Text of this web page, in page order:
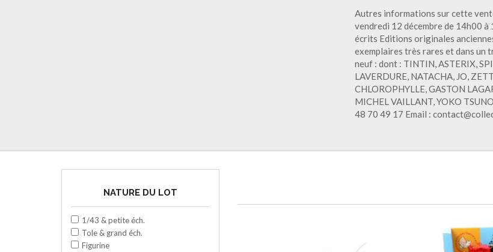
Autres informations sur cette
vendredi 12 décembre de 14h00
écrits Editions originales
exemplaires très rares et dans un
neuf : dont : TINTIN, ASTERIX,
LAVERDURE, NATACHA, JO,
CHLOROPHYLLE, GASTON
MICHEL VAILLANT, YOKO
48 70 49 17 Email :
NATURE DU LOT
1/43 & petite éch.
Tole & grand éch.
Figurine